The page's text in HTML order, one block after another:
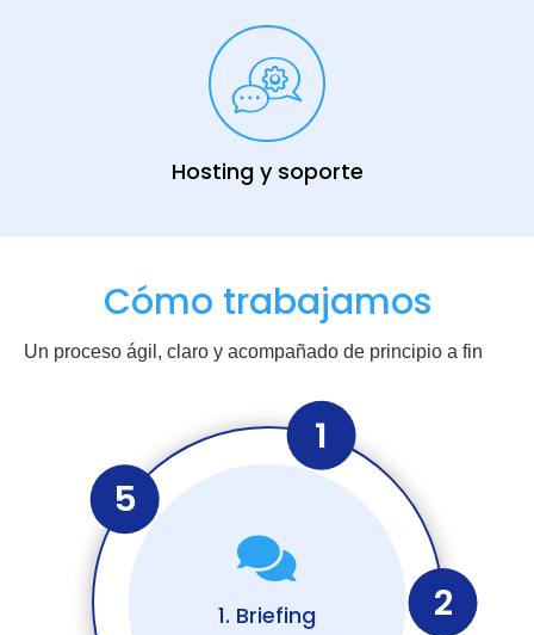
Hosting y soporte
Cómo trabajamos
Un proceso ágil, claro y acompañado de principio a fin
5
1
2

1. Briefing